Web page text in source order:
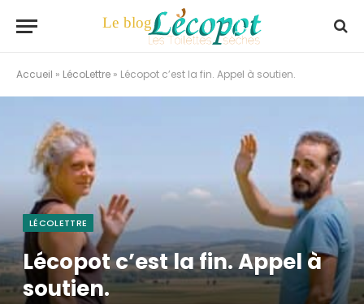
Accueil » LécoLettre » Lécopot c’est la fin. Appel à soutien.
LÉCOLETTRE
Lécopot c’est la fin. Appel à
soutien.